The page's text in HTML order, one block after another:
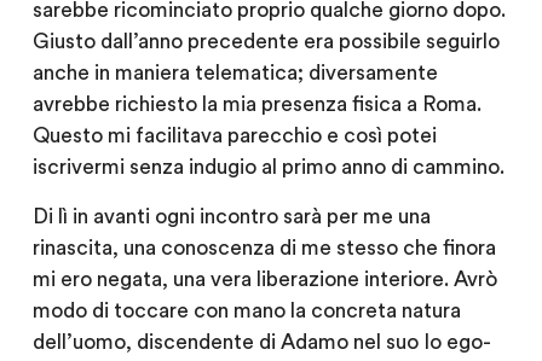
sarebbe ricominciato proprio qualche giorno dopo.
Giusto dall’anno precedente era possibile seguirlo
anche in maniera telematica; diversamente
avrebbe richiesto la mia presenza fisica a Roma.
Questo mi facilitava parecchio e così potei
iscrivermi senza indugio al primo anno di cammino.
Di lì in avanti ogni incontro sarà per me una
rinascita, una conoscenza di me stesso che finora
mi ero negata, una vera liberazione interiore. Avrò
modo di toccare con mano la concreta natura
dell’uomo, discendente di Adamo nel suo Io ego-